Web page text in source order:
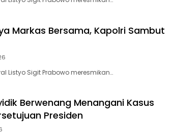
Markas Bersama, Kapolri Sambut
Listyo Sigit Prabowo meresmikan…
Berwenang Menangani Kasus
Presiden